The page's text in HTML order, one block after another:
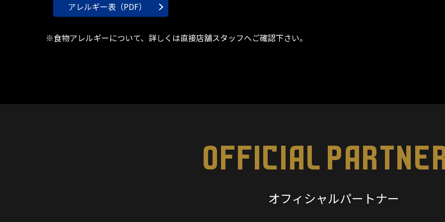
アレルギー表（PDF）
※食物アレルギーについて、詳しくは直接店舗スタッフへご確認下さい。
OFFICIAL
オフィシャルパートナー